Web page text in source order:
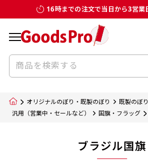
16時までの注文で当日から3営業
オリジナルのぼり・既製のぼり
既製のぼり
汎用（営業中・セールなど）
国旗・フラッグ
ブラジル国旗